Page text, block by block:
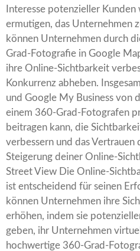
Interesse potenzieller Kunden
ermutigen, das Unternehmen
können Unternehmen durch
Grad-Fotografie in Google
ihre Online-Sichtbarkeit
Konkurrenz abheben.
und Google My Business von
einem 360-Grad-Fotografen
beitragen kann, die
verbessern und das Vertrauen
Steigerung deiner Online-
Street View Die Online-
ist entscheidend für seinen
können Unternehmen ihre
erhöhen, indem sie
geben, ihr Unternehmen
hochwertige 360-Grad-